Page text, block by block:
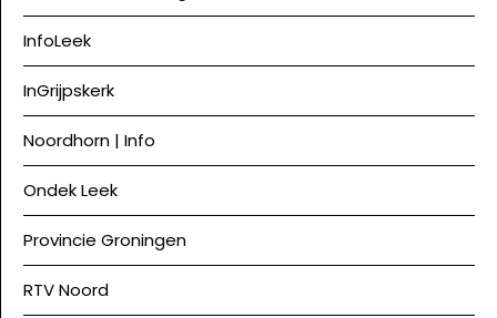
InfoLeek
InGrijpskerk
Noordhorn | Info
Ondek Leek
Provincie Groningen
RTV Noord